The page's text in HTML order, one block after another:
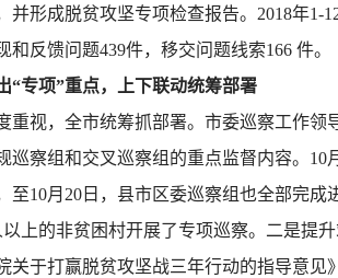
并形成脱贫攻坚专项检查报告。2018年
和反馈问题439件，移交问题线索166 件。
“专项”重点，上下联动统筹部署
视，全市统筹抓部署。市委巡察工作领
巡察组和交叉巡察组的重点监督内容。
至10月20日，县市区委巡察组也全部完
以上的非贫困村开展了专项巡察。二是提
关于打赢脱贫攻坚战三年行动的指导意见